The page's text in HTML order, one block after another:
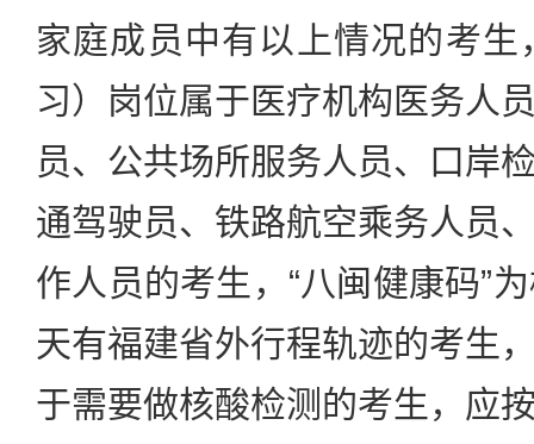
家庭成员中有以上情况的考
习）岗位属于医疗机构医务人
员、公共场所服务人员、口岸
通驾驶员、铁路航空乘务人员
作人员的考生，“八闽健康码”
天有福建省外行程轨迹的考生
于需要做核酸检测的考生，应